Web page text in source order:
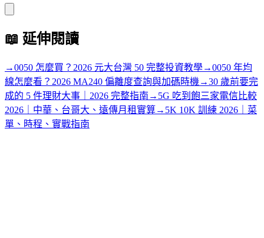
📖 延伸閱讀
→0050 怎麼買？2026 元大台灣 50 完整投資教學→0050 年均
線怎麼看？2026 MA240 偏離度查詢與加碼時機 →30 歲前要完
成的 5 件理財大事｜2026 完整指南 → 5G 吃到飽三家電信比較
2026｜中華、台哥大、遠傳月租實算→ 5K 10K 訓練 2026｜菜
單、時程、實戰指南